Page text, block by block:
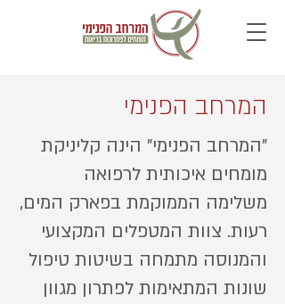
המרחב הפנימי
"המרחב הפנימי" הינה קליניקת
מומחים איכותית לרפואה
משלימה הממוקמת בפארק המים,
רעות. צוות המטפלים המקצועי
והמנוסה מתמחה בשיטות טיפול
שונות המתאימות לפתרון מגוון